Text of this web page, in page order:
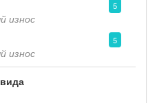
5
износ
5
износ